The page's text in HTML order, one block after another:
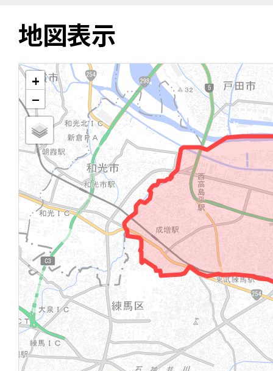
地図表示
+
−